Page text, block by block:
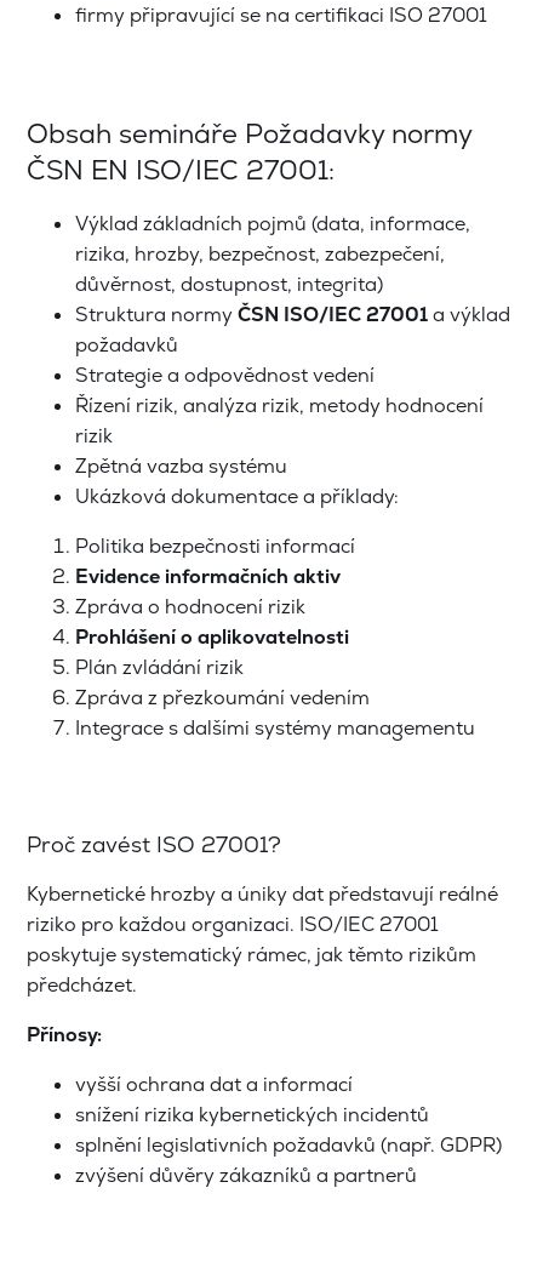
firmy připravující se na certifikaci ISO 27001
Obsah semináře Požadavky normy
ČSN EN ISO/IEC 27001:
Výklad základních pojmů (data, informace,
rizika, hrozby, bezpečnost, zabezpečení,
důvěrnost, dostupnost, integrita)
Struktura normyČSN ISO/IEC 27001a výklad
požadavků
Strategie a odpovědnost vedení
Řízení rizik, analýza rizik, metody hodnocení
rizik
Zpětná vazba systému
Ukázková dokumentace a příklady:
Politika bezpečnosti informací
Evidence informačních aktiv
Zpráva o hodnocení rizik
Prohlášení o aplikovatelnosti
Plán zvládání rizik
Zpráva z přezkoumání vedením
Integrace s dalšími systémy managementu
Proč zavést ISO 27001?
Kybernetické hrozby a úniky dat představují reálné
riziko pro každou organizaci. ISO/IEC 27001
poskytuje systematický rámec, jak těmto rizikům
předcházet.
Přínosy:
vyšší ochrana dat a informací
snížení rizika kybernetických incidentů
splnění legislativních požadavků (např. GDPR)
zvýšení důvěry zákazníků a partnerů